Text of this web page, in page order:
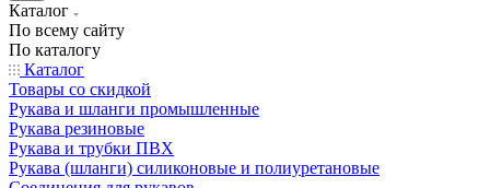
Каталог
По всему сайту
По каталогу
Каталог
Товары со скидкой
Рукава и шланги промышленные
Рукава резиновые
Рукава и трубки ПВХ
Рукава (шланги) силиконовые и полиуретановые